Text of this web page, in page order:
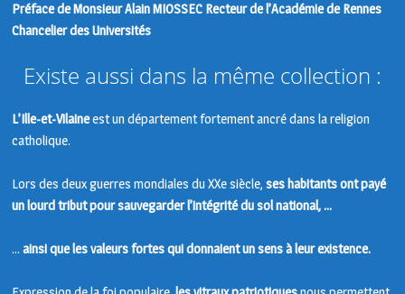
Préface de Monsieur Alain MIOSSEC Recteur de l’Académie de Rennes
Chancelier des Universités
Existe aussi dans la même collection :
L’Ille-et-Vilaineest un département fortement ancré dans la religion
catholique.
Lors des deux guerres mondiales du XXe siècle,ses habitants ont payé
un lourd tribut pour sauvegarder l’intégrité du sol national, …
…ainsi que les valeurs fortes qui donnaient un sens à leur existence.